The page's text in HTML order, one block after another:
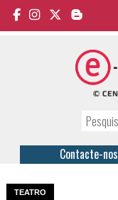
Contacte-nos
TEATRO